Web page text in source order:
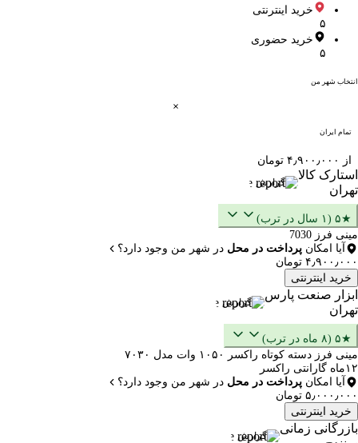
خرید اینترنتی
۵
خرید حضوری
۵
انتخاب شهر من
تمام ایران
از ۴٫۹۰۰٫۰۰۰ تومان
استارک کالا
تهران
گزارش
★۵ (۱ سال در ترب)
مینی فرز 7030
آیا امکان پرداخت در محل در شهر من وجود دارد؟
۴٫۹۰۰٫۰۰۰ تومان
خرید اینترنتی
ابزار صنعت پارس
تهران
گزارش
★۵ (۸ ماه در ترب)
مینی فرز دسته کوتاه راکسر ۱۰۵۰ وات مدل ۷۰۳۰
۱۲ماه گارانتی راکسر
آیا امکان پرداخت در محل در شهر من وجود دارد؟
۵٫۰۰۰٫۰۰۰ تومان
خرید اینترنتی
بازرگانی زمانی
گزارش